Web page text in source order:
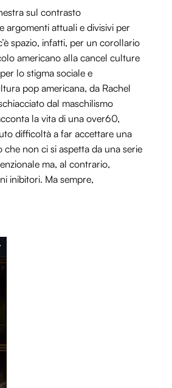
sul contrasto
argomenti attuali e divisivi per
spazio, infatti, per un corollario
americano alla cancel culture
lo stigma sociale e
pop americana, da Rachel
dal maschilismo
la vita di una over60,
difficoltà a far accettare una
non ci si aspetta da una serie
ma, al contrario,
inibitori. Ma sempre,